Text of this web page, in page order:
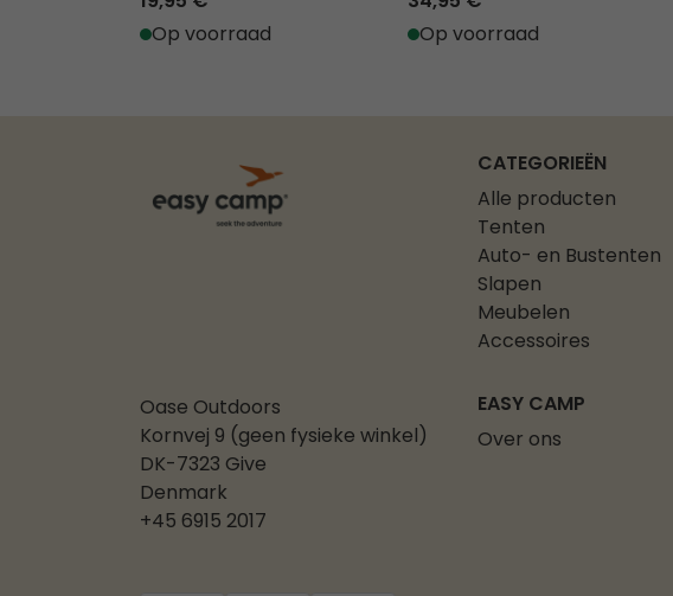
Op voorraad
Op voorraad
CATEGORIEËN
Alle producten
Tenten
Auto- en Bustenten
Slapen
Meubelen
Accessoires
Oase Outdoors
Kornvej 9 (geen fysieke winkel)
DK-7323 Give
Denmark
+45 6915 2017
EASY CAMP
Over ons